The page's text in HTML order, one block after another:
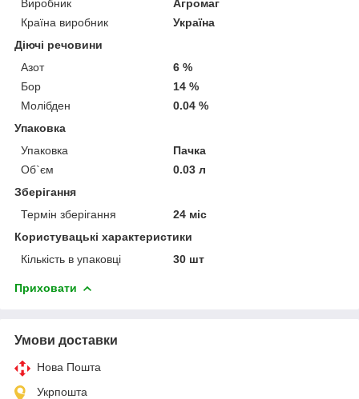
Виробник
Агромаг
Країна виробник
Україна
Діючі речовини
Азот
6 %
Бор
14 %
Молібден
0.04 %
Упаковка
Упаковка
Пачка
Об`єм
0.03 л
Зберігання
Термін зберігання
24 міс
Користувацькі характеристики
Кількість в упаковці
30 шт
Приховати
Умови доставки
Нова Пошта
Укрпошта